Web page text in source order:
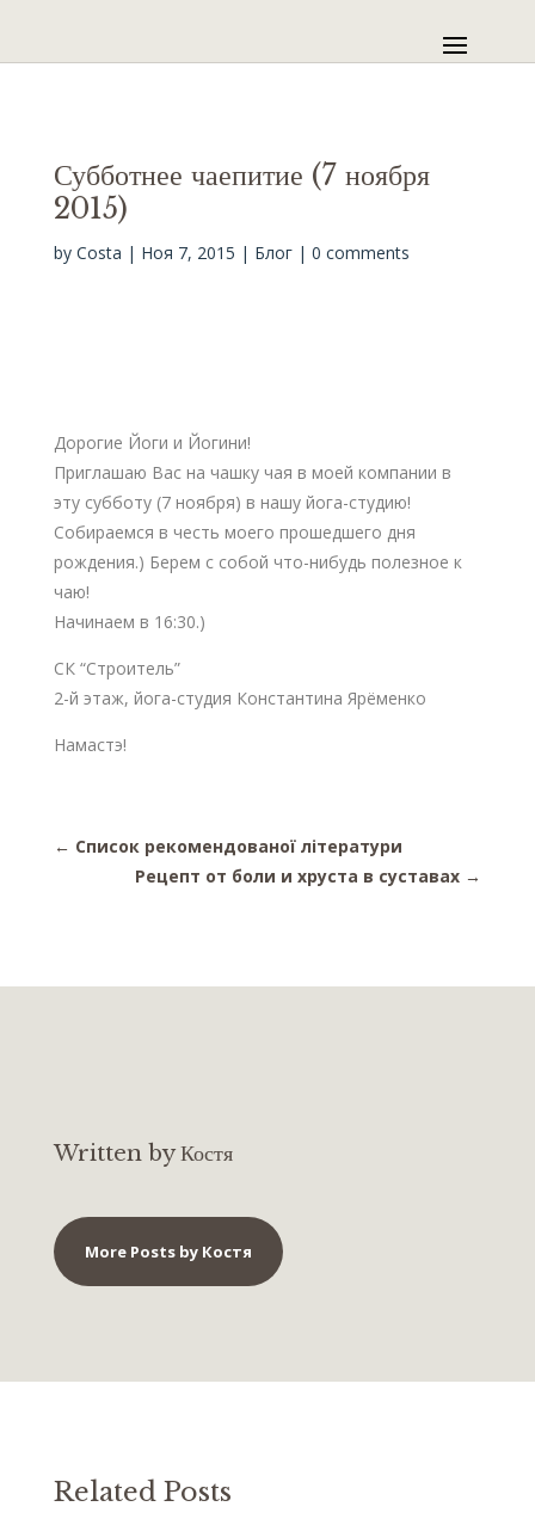
Субботнее чаепитие (7 ноября
2015)
by Costa | Ноя 7, 2015 | Блог| 0 comments
Дорогие Йоги и Йогини!
Приглашаю Вас на чашку чая в моей компании в
эту субботу (7 ноября) в нашу йога-студию!
Собираемся в честь моего прошедшего дня
рождения.) Берем с собой что-нибудь полезное к
чаю!
Начинаем в 16:30.)
СК “Строитель”
2-й этаж, йога-студия Константина Ярёменко
Намастэ!
← Список рекомендованої літератури
Рецепт от боли и хруста в суставах →
Written by Костя
More Posts by Костя
Related Posts